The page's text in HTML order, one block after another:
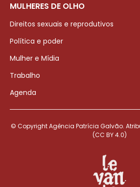
MULHERES DE OLHO
Direitos sexuais e reprodutivos
Política e poder
Mulher e Mídia
Trabalho
Agenda
© Copyright Agência Patrícia Galvão.
(CC BY 4.0)